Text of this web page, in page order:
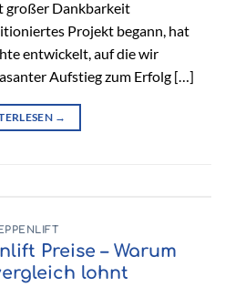
großer Dankbarkeit
Projekt begann, hat
entwickelt, auf die wir
Aufstieg zum Erfolg […]
→
Preise – Warum
lohnt